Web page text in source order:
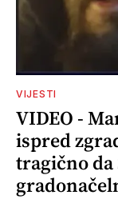
VIJESTI
VIDEO -
ispred
tragično da